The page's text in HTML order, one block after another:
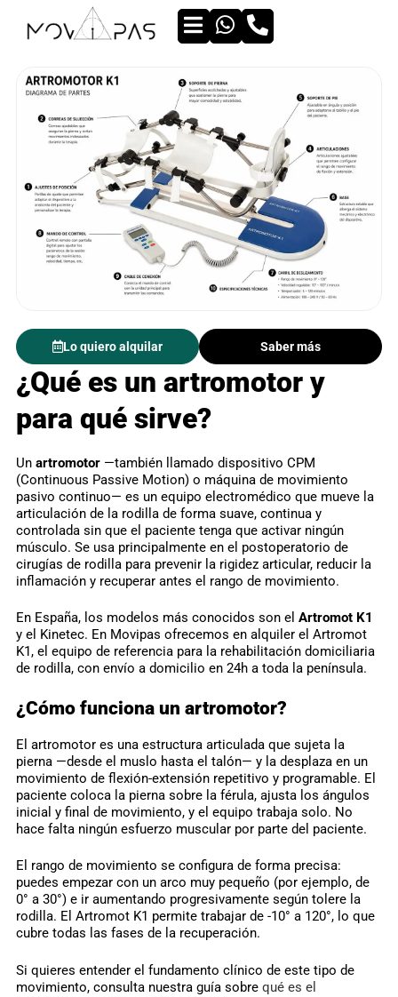
Lo quiero alquilar Saber más
¿Qué es un artromotor y
para qué sirve?
Un artromotor—también llamado dispositivo CPM
(Continuous Passive Motion) o máquina de movimiento
pasivo continuo— es un equipo electromédico que mueve la
articulación de la rodilla de forma suave, continua y
controlada sin que el paciente tenga que activar ningún
músculo. Se usa principalmente en el postoperatorio de
cirugías de rodilla para prevenir la rigidez articular, reducir la
inflamación y recuperar antes el rango de movimiento.
En España, los modelos más conocidos son el Artromot K1
y el Kinetec. En Movipas ofrecemos en alquiler el Artromot
K1, el equipo de referencia para la rehabilitación domiciliaria
de rodilla, con envío a domicilio en 24h a toda la península.
¿Cómo funciona un artromotor?
El artromotor es una estructura articulada que sujeta la
pierna —desde el muslo hasta el talón— y la desplaza en un
movimiento de flexión-extensión repetitivo y programable. El
paciente coloca la pierna sobre la férula, ajusta los ángulos
inicial y final de movimiento, y el equipo trabaja solo. No
hace falta ningún esfuerzo muscular por parte del paciente.
El rango de movimiento se configura de forma precisa:
puedes empezar con un arco muy pequeño (por ejemplo, de
0° a 30°) e ir aumentando progresivamente según tolere la
rodilla. El Artromot K1 permite trabajar de -10° a 120°, lo que
cubre todas las fases de la recuperación.
Si quieres entender el fundamento clínico de este tipo de
movimiento, consulta nuestra guía sobre qué es el